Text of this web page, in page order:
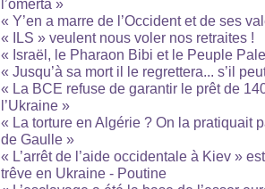
l’omerta »
« Y’en a marre de l’Occident et de ses
« ILS » veulent nous voler nos retraites !
« Israël, le Pharaon Bibi et le Peuple
« Jusqu’à sa mort il le regrettera... s’il
« La BCE refuse de garantir le prêt de
l’Ukraine »
« La torture en Algérie ? On la pratiquait
de Gaulle »
« L’arrêt de l’aide occidentale à Kiev »
trêve en Ukraine - Poutine